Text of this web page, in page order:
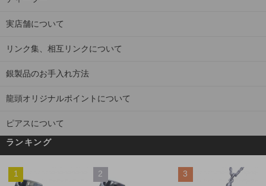
実店舗について
リンク集、相互リンクについて
銀製品のお手入れ方法
龍頭オリジナルポイントについて
ピアスについて
ランキング
1 2 3